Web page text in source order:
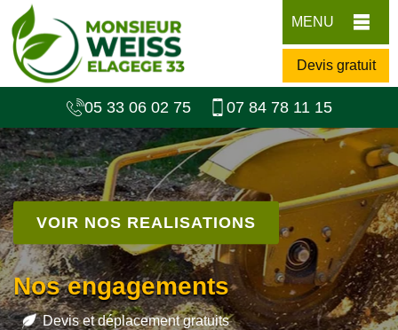
MENU
Devis gratuit
05 33 06 02 75 07 84 78 11 15
VOIR NOS REALISATIONS
Nos engagements
Devis et déplacement gratuits